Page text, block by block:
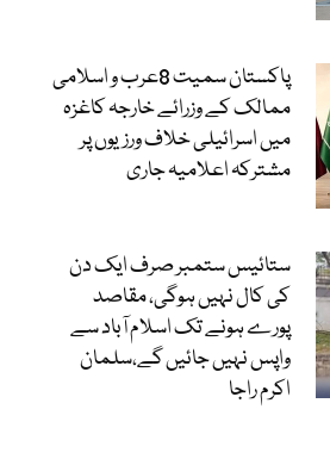
پاکستان سمیت 8عرب و اسلامی
ممالک کے وزرائے خارجہ کاغزہ
میں اسرائیلی خلاف ورزیوں پر
مشترکہ اعلامیہ جاری
ستائیس ستمبر صرف ایک دن
کی کال نہیں ہوگی، مقاصد
پورے ہونے تک اسلام آباد سے
واپس نہیں جائیں گے،سلمان
اکرم راجا